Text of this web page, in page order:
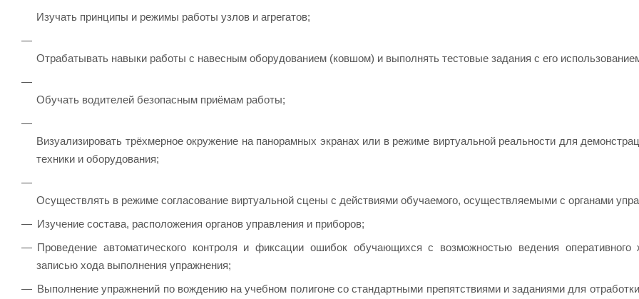
Изучать принципы и режимы работы узлов и агрегатов;
Отрабатывать навыки работы с навесным оборудованием (ковшом) и выполнять тестовые задания с его
Обучать водителей безопасным приёмам работы;
Визуализировать трёхмерное окружение на панорамных экранах или в режиме виртуальной реальности для
техники и оборудования;
Осуществлять в режиме согласование виртуальной сцены с действиями обучаемого, осуществляемыми с органами
Изучение состава, расположения органов управления и приборов;
Проведение автоматического контроля и фиксации ошибок обучающихся с возможностью ведения оперативного
записью хода выполнения упражнения;
Выполнение упражнений по вождению на учебном полигоне со стандартными препятствиями и заданиями для